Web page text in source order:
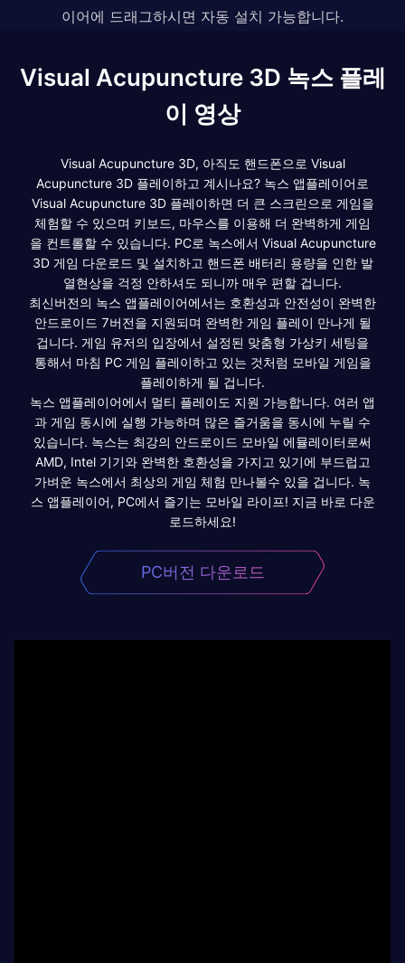
이어에 드래그하시면 자동 설치 가능합니다.
Visual Acupuncture 3D 녹스 플레
이 영상
Visual Acupuncture 3D, 아직도 핸드폰으로 Visual
Acupuncture 3D 플레이하고 계시나요? 녹스 앱플레이어로
Visual Acupuncture 3D 플레이하면 더 큰 스크린으로 게임을
체험할 수 있으며 키보드, 마우스를 이용해 더 완벽하게 게임
을 컨트롤할 수 있습니다. PC로 녹스에서 Visual Acupuncture
3D 게임 다운로드 및 설치하고 핸드폰 배터리 용량을 인한 발
열현상을 걱정 안하셔도 되니까 매우 편할 겁니다.
최신버전의 녹스 앱플레이어에서는 호환성과 안전성이 완벽한
안드로이드 7버전을 지원되며 완벽한 게임 플레이 만나게 될
겁니다. 게임 유저의 입장에서 설정된 맞춤형 가상키 세팅을
통해서 마침 PC 게임 플레이하고 있는 것처럼 모바일 게임을
플레이하게 될 겁니다.
녹스 앱플레이어에서 멀티 플레이도 지원 가능합니다. 여러 앱
과 게임 동시에 실행 가능하며 많은 즐거움을 동시에 누릴 수
있습니다. 녹스는 최강의 안드로이드 모바일 에뮬레이터로써
AMD, Intel 기기와 완벽한 호환성을 가지고 있기에 부드럽고
가벼운 녹스에서 최상의 게임 체험 만나볼수 있을 겁니다. 녹
스 앱플레이어, PC에서 즐기는 모바일 라이프! 지금 바로 다운
로드하세요!
PC버전 다운로드